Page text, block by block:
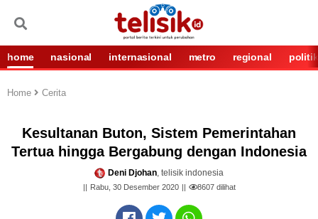
home nasional internasional metro regional politik
Home Cerita
Kesultanan Buton, Sistem Pemerintahan
Tertua hingga Bergabung dengan Indonesia
Deni Djohan, telisik indonesia
Rabu, 30 Desember 2020 8607dilihat